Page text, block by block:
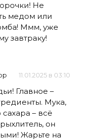
Не
медом или
Ммм, уже
завтраку!
11.01.2025 в 03:10
Главное –
Мука,
– всё
он
Жарьте на